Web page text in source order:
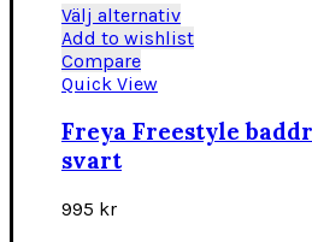
Välj alternativDen
här
varianter.
Add to wishlist
Compare
Quick View
Freya Freestyle
svart
995 kr